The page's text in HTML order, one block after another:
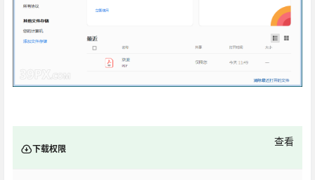
下载权限
查看